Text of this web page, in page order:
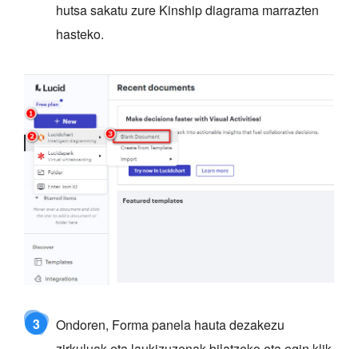
hutsa sakatu zure Kinship diagrama marrazten
hasteko.
3
Ondoren, Forma panela hauta dezakezu